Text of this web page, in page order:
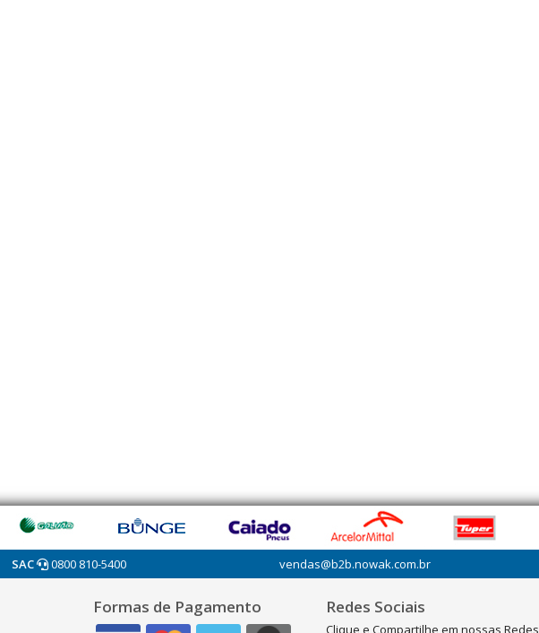
SAC 0800 810-5400 vendas@b2b.nowak.com.br
Formas de Pagamento Redes Sociais
Clique e Compartilhe em nossas Redes